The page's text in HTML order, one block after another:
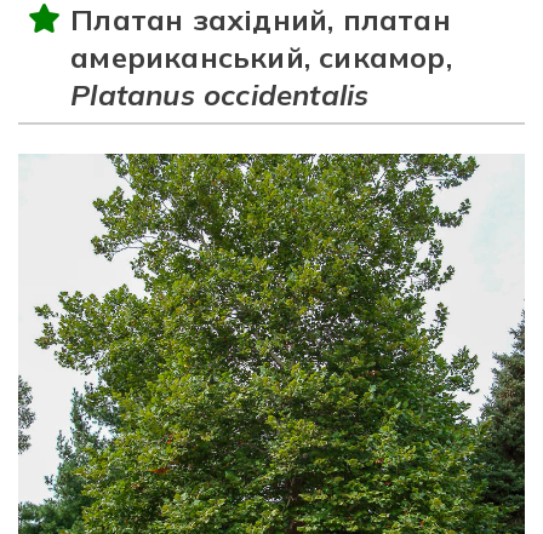
Виноград
Книги
Інформація
Про розсадник
Корисна інформація
Новини
Де купити
Оплата та доставка
Платан західний, платан
американський, сикамор,
Platanus occidentalis